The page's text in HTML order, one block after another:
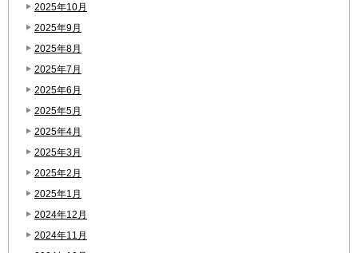
2025年10月
2025年9月
2025年8月
2025年7月
2025年6月
2025年5月
2025年4月
2025年3月
2025年2月
2025年1月
2024年12月
2024年11月